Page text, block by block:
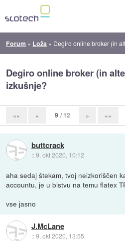
Forum » Loža » Degiro online broker (in
Degiro online broker (in
izkušnje?
«« « 9 / 12 » »»
buttcrack
::9. okt 2020, 10:12
aha sedaj štekam, tvoj neizkoriščen
accountu, je u bistvu na temu flatex
vse jasno
J.McLane
::9. okt 2020, 13:55